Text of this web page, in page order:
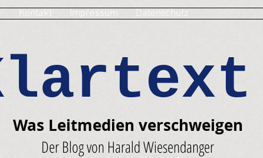
Kontakt Impressum Datenschutz
Was Leitmedien verschweigen
Der Blog von Harald Wiesendanger